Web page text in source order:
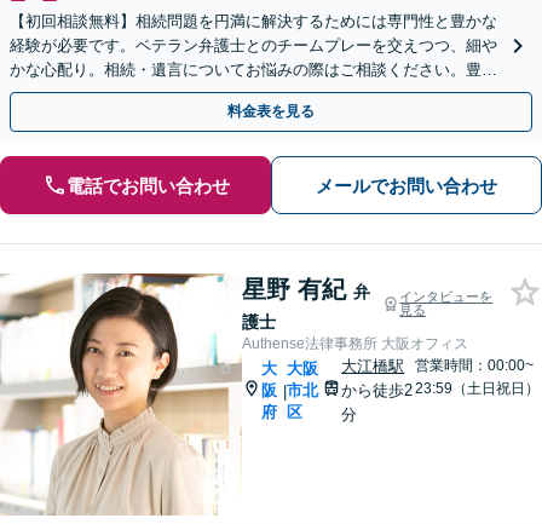
【初回相談無料】相続問題を円満に解決するためには専門性と豊かな
経験が必要です。ベテラン弁護士とのチームプレーを交えつつ、細や
かな心配り。相続・遺言についてお悩みの際はご相談ください。豊富
な経験を生かして問題を解決いたします。
料金表を見る
電話でお問い合わせ メールでお問い合わせ
星野 有紀 弁
護士
インタビューを
見る
Authense法律事務所 大阪オフィス
大
阪
府
|
大阪
市北
区
大江橋駅
から徒歩2
分
営業時間：00:00~
23:59（土日祝日）